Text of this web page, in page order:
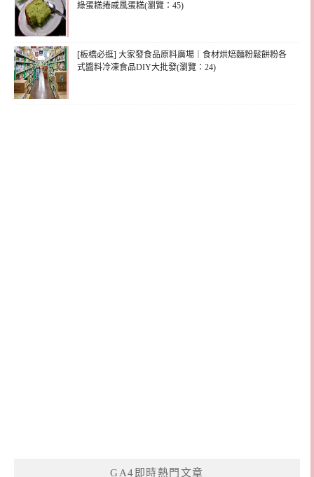
綠蛋糕捲戚風蛋糕(瀏覽：45)
[板橋必逛] 大家發食品原料廣場｜食材烘焙麵粉鬆餅粉各
式醬料冷凍食品DIY大批發(瀏覽：24)
GA4即時熱門文章